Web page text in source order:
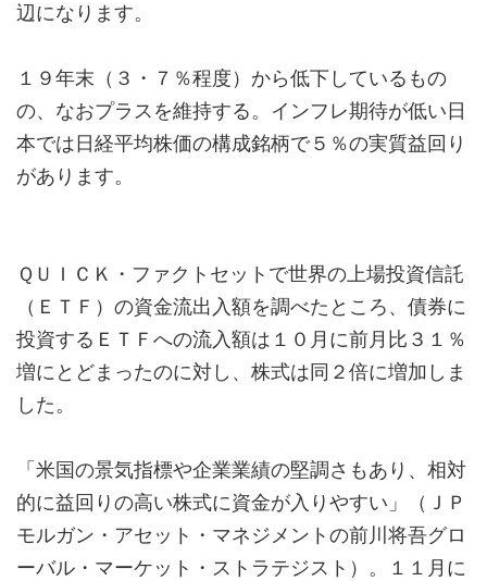
辺になります。
１９年末（３・７％程度）から低下しているもの
の、なおプラスを維持する。インフレ期待が低い日
本では日経平均株価の構成銘柄で５％の実質益回り
があります。
ＱＵＩＣＫ・ファクトセットで世界の上場投資信託
（ＥＴＦ）の資金流出入額を調べたところ、債券に
投資するＥＴＦへの流入額は１０月に前月比３１％
増にとどまったのに対し、株式は同２倍に増加しま
した。
「米国の景気指標や企業業績の堅調さもあり、相対
的に益回りの高い株式に資金が入りやすい」（ＪＰ
モルガン・アセット・マネジメントの前川将吾グロ
ーバル・マーケット・ストラテジスト）。１１月に